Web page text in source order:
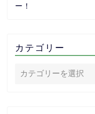
ー！
カテゴリー